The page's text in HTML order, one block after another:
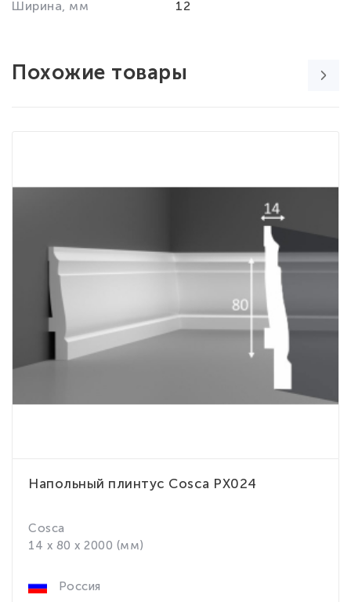
Ширина, мм 12
Похожие товары
Напольный плинтус Cosca PX024
Cosca
14 x 80 x 2000 (мм)
Россия